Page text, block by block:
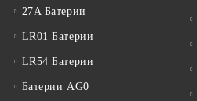
27A Батерии
LR01 Батерии
LR54 Батерии
Батерии AG0